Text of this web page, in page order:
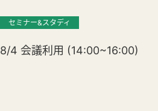
セミナー&スタディ
8/4 会議利用 (14:00~16:00)